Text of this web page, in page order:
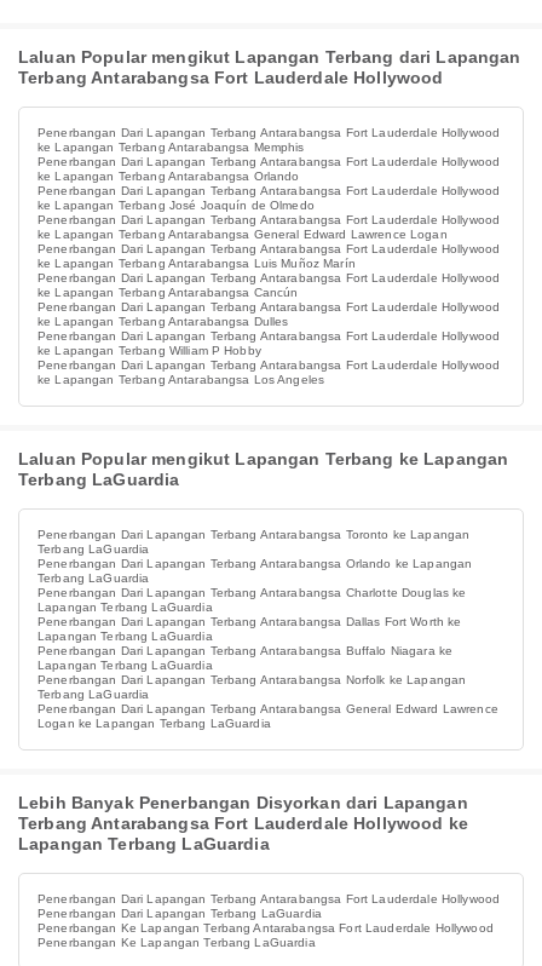
Laluan Popular mengikut Lapangan Terbang dari Lapangan
Terbang Antarabangsa Fort Lauderdale Hollywood
Penerbangan Dari Lapangan Terbang Antarabangsa Fort Lauderdale Hollywood
ke Lapangan Terbang Antarabangsa Memphis
Penerbangan Dari Lapangan Terbang Antarabangsa Fort Lauderdale Hollywood
ke Lapangan Terbang Antarabangsa Orlando
Penerbangan Dari Lapangan Terbang Antarabangsa Fort Lauderdale Hollywood
ke Lapangan Terbang José Joaquín de Olmedo
Penerbangan Dari Lapangan Terbang Antarabangsa Fort Lauderdale Hollywood
ke Lapangan Terbang Antarabangsa General Edward Lawrence Logan
Penerbangan Dari Lapangan Terbang Antarabangsa Fort Lauderdale Hollywood
ke Lapangan Terbang Antarabangsa Luis Muñoz Marín
Penerbangan Dari Lapangan Terbang Antarabangsa Fort Lauderdale Hollywood
ke Lapangan Terbang Antarabangsa Cancún
Penerbangan Dari Lapangan Terbang Antarabangsa Fort Lauderdale Hollywood
ke Lapangan Terbang Antarabangsa Dulles
Penerbangan Dari Lapangan Terbang Antarabangsa Fort Lauderdale Hollywood
ke Lapangan Terbang William P Hobby
Penerbangan Dari Lapangan Terbang Antarabangsa Fort Lauderdale Hollywood
ke Lapangan Terbang Antarabangsa Los Angeles
Laluan Popular mengikut Lapangan Terbang ke Lapangan
Terbang LaGuardia
Penerbangan Dari Lapangan Terbang Antarabangsa Toronto ke Lapangan
Terbang LaGuardia
Penerbangan Dari Lapangan Terbang Antarabangsa Orlando ke Lapangan
Terbang LaGuardia
Penerbangan Dari Lapangan Terbang Antarabangsa Charlotte Douglas ke
Lapangan Terbang LaGuardia
Penerbangan Dari Lapangan Terbang Antarabangsa Dallas Fort Worth ke
Lapangan Terbang LaGuardia
Penerbangan Dari Lapangan Terbang Antarabangsa Buffalo Niagara ke
Lapangan Terbang LaGuardia
Penerbangan Dari Lapangan Terbang Antarabangsa Norfolk ke Lapangan
Terbang LaGuardia
Penerbangan Dari Lapangan Terbang Antarabangsa General Edward Lawrence
Logan ke Lapangan Terbang LaGuardia
Lebih Banyak Penerbangan Disyorkan dari Lapangan
Terbang Antarabangsa Fort Lauderdale Hollywood ke
Lapangan Terbang LaGuardia
Penerbangan Dari Lapangan Terbang Antarabangsa Fort Lauderdale Hollywood
Penerbangan Dari Lapangan Terbang LaGuardia
Penerbangan Ke Lapangan Terbang Antarabangsa Fort Lauderdale Hollywood
Penerbangan Ke Lapangan Terbang LaGuardia